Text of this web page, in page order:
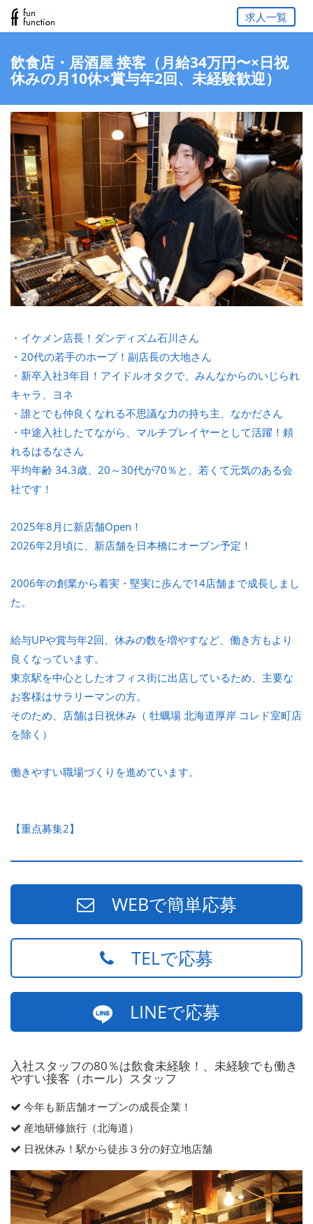
求人一覧
飲食店・居酒屋 接客（月給34万円〜×日祝
休みの月10休×賞与年2回、未経験歓迎）
・イケメン店長！ダンディズム石川さん
・20代の若手のホープ！副店長の大地さん
・新卒入社3年目！アイドルオタクで、みんなからのいじられ
キャラ、ヨネ
・誰とでも仲良くなれる不思議な力の持ち主、なかださん
・中途入社したてながら、マルチプレイヤーとして活躍！頼
れるはるなさん
平均年齢 34.3歳、20～30代が70％と、若くて元気のある会
社です！
2025年8月に新店舗Open！
2026年2月頃に、新店舗を日本橋にオープン予定！
2006年の創業から着実・堅実に歩んで14店舗まで成長しまし
た。
給与UPや賞与年2回、休みの数を増やすなど、働き方もより
良くなっています。
東京駅を中心としたオフィス街に出店しているため、主要な
お客様はサラリーマンの方。
そのため、店舗は日祝休み（ 牡蠣場 北海道厚岸 コレド室町店
を除く）
働きやすい職場づくりを進めています。
【重点募集2】
WEBで簡単応募
TELで応募
LINEで応募
入社スタッフの80％は飲食未経験！、未経験でも働き
やすい接客（ホール）スタッフ
今年も新店舗オープンの成長企業！
産地研修旅行（北海道）
日祝休み！駅から徒歩３分の好立地店舗